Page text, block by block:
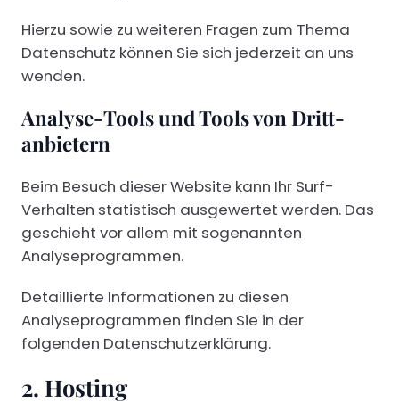
Hierzu sowie zu weiteren Fragen zum Thema
Datenschutz können Sie sich jederzeit an uns
wenden.
Analyse-Tools und Tools von Dritt­
anbietern
Beim Besuch dieser Website kann Ihr Surf-
Verhalten statistisch ausgewertet werden. Das
geschieht vor allem mit sogenannten
Analyseprogrammen.
Detaillierte Informationen zu diesen
Analyseprogrammen finden Sie in der
folgenden Datenschutzerklärung.
2. Hosting